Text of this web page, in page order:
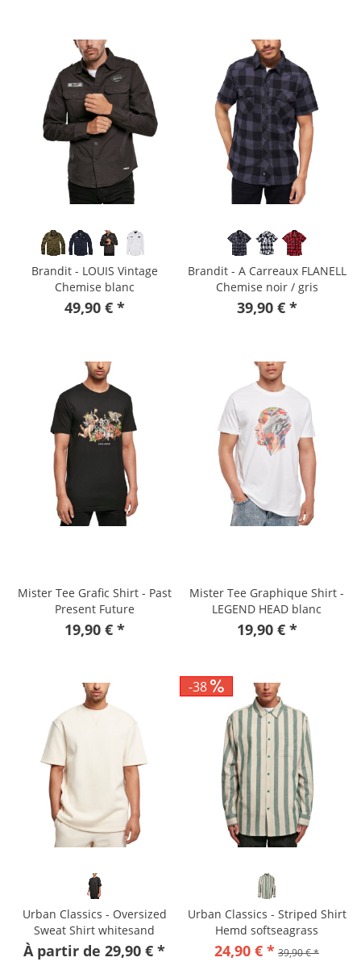
Brandit - LOUIS Vintage
Chemise blanc
49,90 € *
Brandit - A Carreaux FLANELL
Chemise noir / gris
39,90 € *
Mister Tee Grafic Shirt - Past
Present Future
19,90 € *
Mister Tee Graphique Shirt -
LEGEND HEAD blanc
19,90 € *
Urban Classics - Oversized
Sweat Shirt whitesand
À partir de 29,90 € *
-38
Urban Classics - Striped Shirt
Hemd softseagrass
24,90 € * 39,90 € *